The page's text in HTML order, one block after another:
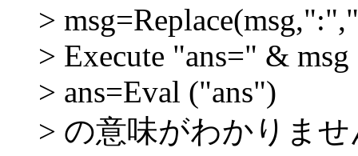
>
> Execute "ans=" & msg
> ans=Eval ("ans")
> の意味がわかりま